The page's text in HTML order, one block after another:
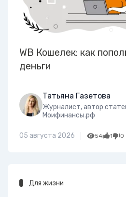
WB Кошелек: как
деньги
Татьяна Газетова
Журналист, автор
Моифинансы.рф
05 августа 2026 54 1 0
Для жизни